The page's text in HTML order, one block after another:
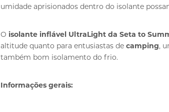
umidade aprisionados dentro do isolante
O isolante inflável UltraLight da Seta to
altitude quanto para entusiastas decamping,
também bom isolamento do frio.
Informações gerais: